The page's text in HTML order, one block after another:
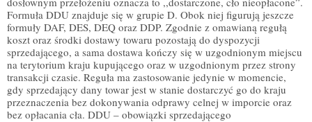
Formuła DDU znajduje się w grupie D. Obok niej figurują jeszcze
formuły DAF, DES, DEQ oraz DDP. Zgodnie z omawianą regułą
koszt oraz środki dostawy towaru pozostają do dyspozycji
sprzedającego, a sama dostawa kończy się w uzgodnionym miejscu
na terytorium kraju kupującego oraz w uzgodnionym przez strony
transakcji czasie. Reguła ma zastosowanie jedynie w momencie,
gdy sprzedający dany towar jest w stanie dostarczyć go do kraju
przeznaczenia bez dokonywania odprawy celnej w imporcie oraz
bez opłacania cła. DDU – obowiązki sprzedającego